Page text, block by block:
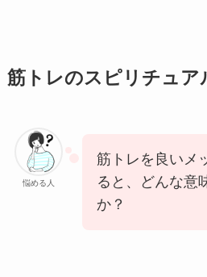
筋トレのスピリチュア
悩める人
筋トレを良いメ
ると、どんな意
か？